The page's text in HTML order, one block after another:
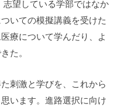
志望している学部ではなか
いての模擬講義を受けた
療について学んだり、よ
た。
刺激と学びを、これから
います。進路選択に向け